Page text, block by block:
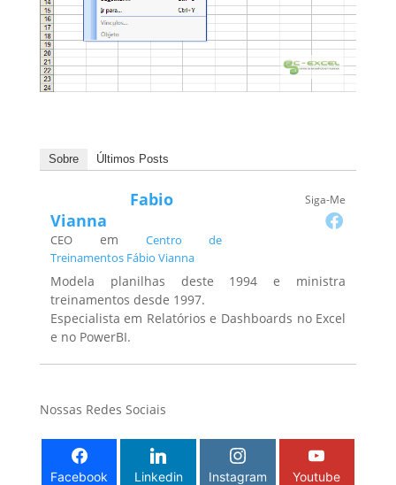
Sobre Últimos Posts
Siga-Me
Fabio
Vianna
CEOemCentro de
Treinamentos Fábio Vianna
Modela planilhas deste 1994 e ministra
treinamentos desde 1997.
Especialista em Relatórios e Dashboards no Excel
e no PowerBI.
Nossas Redes Sociais
Facebook Linkedin Instagram Youtube